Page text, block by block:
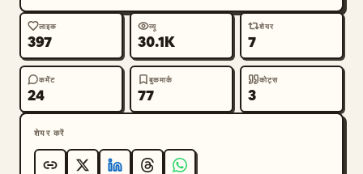
लाइक
397
व्यू
30.1K
शेयर
7
कमेंट
24
बुकमार्क
77
कोट्स
3
शेयर करें